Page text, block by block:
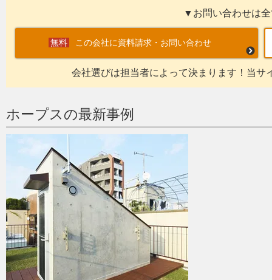
▼お問い合わせは
この会社に資料請求・お問い合わせ
会社選びは担当者によって決まります！当サ
ホープスの最新事例